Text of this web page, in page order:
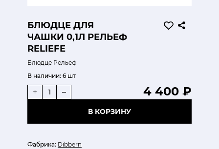
БЛЮДЦЕ ДЛЯ
ЧАШКИ 0,1Л РЕЛЬЕФ
RELIEFE
Блюдце Рельеф
Фабрика: Dibbern
В наличии: 6 шт
4 400 ₽
+ –
В КОРЗИНУ